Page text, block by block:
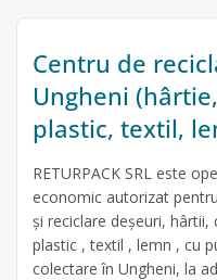
Centru de
Ungheni (hârtie,
plastic, textil,
RETURPACK SRL este
economic autorizat
și reciclare deșeuri, hârtii,
plastic , textil , lemn , cu
colectare în Ungheni, la